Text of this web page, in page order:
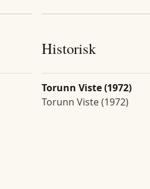
Historisk
Torunn Viste (1972)
Torunn Viste (1972)